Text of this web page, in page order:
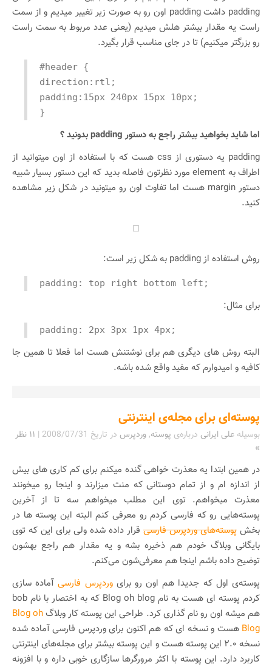
padding داشت padding اون رو به صورت زیر تغییر میدیم و از سمت
راست یه مقدار بیشتر هلش میدیم (یعنی عدد مربوط به سمت راست
رو بزرگتر میکنیم) تا در جای مناسب قرار بگیرد.
#header {
direction:rtl;
padding:15px 240px 15px 10px;
}
اما شاید بخواهید بیشتر راجع به دستور padding بدونید ؟
padding یه دستوری از css هست که با استفاده از اون میتوانید از
اطراف به element مورد نظرتون فاصله بدید که این دستور بسیار شبیه
دستور margin هست اما تفاوت اون رو میتونید در شکل زیر مشاهده
کنید.
روش استفاده از padding به شکل زیر است:
padding: top right bottom left;
برای مثال:
padding: 2px 3px 1px 4px;
البته روش های دیگری هم برای نوشتنش هست اما فعلا تا همین جا
کافیه و امیدوارم که مفید واقع شده باشه.
پوسته‌ای برای مجله‌ی اینترنتی
بوسیله علی ایرانی درباره‌ی پوسته,وردپرس در تاریخ 2008/07/31
|
۱۱ نظر
»
در همین ابتدا یه معذرت خواهی گنده میکنم برای کم کاری های بیش
از اندازه ام و از تمام دوستانی که منت میزارند و اینجا رو میخونند
معذرت میخواهم. توی این مطلب میخواهم سه تا از آخرین
پوسته‌هایی رو که فارسی کردم رو معرفی کنم البته این پوسته ها در
بخش پوسته‌های وردپرس فارسی قرار داده شده ولی برای این که توی
بایگانی وبلاگ خودم هم ذخیره بشه و یه مقدار هم راجع بهشون
توضیح داده باشم اینجا هم معرفی‌شون می‌کنم.
پوسته‌ی اول که جدیدا هم اون رو برایوردپرس فارسیآماده سازی
کردم پوسته ای هست به نام Blog oh blog که به اختصار با نام bob
هم میشه اون رو نام گذاری کرد. طراحی این پوسته کار وبلاگBlog oh
Blog هست و نسخه‌ ای که هم اکنون برای وردپرس فارسی آماده شده
نسخه ۲.۰ این پوسته هست و این پوسته بیشتر برای مجله‌های اینترنتی
کاربرد دارد. این پوسته با اکثر مرورگرها سازگاری خوبی داره و با افزونه